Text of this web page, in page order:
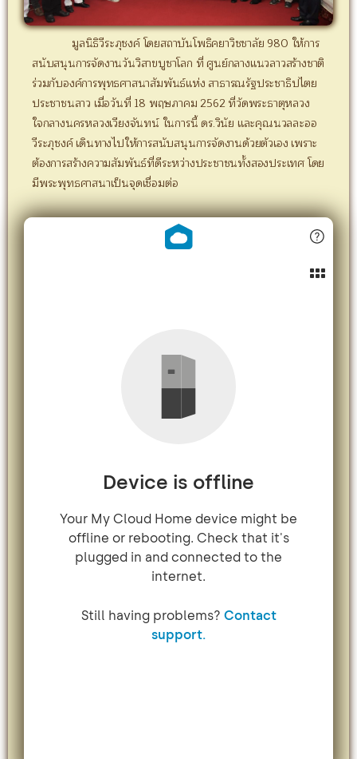
มูลนิธิวีระภุชงค์ โดยสถาบันโพธิคยาวิชชาลัย 980 ให้การ
สนับสนุนการจัดงานวันวิสาขบูชาโลก ที่ ศูนย์กลางแนวลาวสร้างชาติ
ร่วมกับองค์การพุทธศาสนาสัมพันธ์แห่ง สาธารณรัฐประชาธิปไตย
ประชาชนลาว เมื่อวันที่ 18 พฤษภาคม 2562 ที่วัดพระธาตุหลวง
ใจกลางนครหลวงเวียงจันทน์ ในการนี้ ดร.วินัย และคุณนวลละออ
วีระภุชงค์ เดินทางไปให้การสนับสนุนการจัดงานด้วยตัวเอง เพราะ
ต้องการสร้างความสัมพันธ์ที่ดีระหว่างประชาชนทั้งสองประเทศ โดย
มีพระพุทธศาสนาเป็นจุดเชื่อมต่อ